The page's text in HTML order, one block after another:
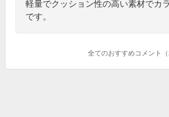
軽量でクッション性の高い素材でカ
です。
全てのおすすめコメント（